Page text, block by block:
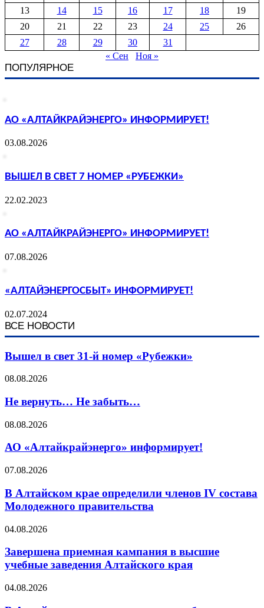
13
14 15 16 17 18
19
20
21 22 23 24 25
26
27
28 29 30
31
« Сен
Ноя »
ПОПУЛЯРНОЕ
АО «АЛТАЙКРАЙЭНЕРГО» ИНФОРМИРУЕТ!
03.08.2026
ВЫШЕЛ В СВЕТ 7 НОМЕР «РУБЕЖКИ»
22.02.2023
АО «АЛТАЙКРАЙЭНЕРГО» ИНФОРМИРУЕТ!
07.08.2026
«АЛТАЙЭНЕРГОСБЫТ» ИНФОРМИРУЕТ!
02.07.2024
ВСЕ НОВОСТИ
Вышел в свет 31-й номер «Рубежки»
08.08.2026
Не вернуть… Не забыть…
08.08.2026
АО «Алтайкрайэнерго» информирует!
07.08.2026
В Алтайском крае определили членов IV состава
Молодежного правительства
04.08.2026
Завершена приемная кампания в высшие
учебные заведения Алтайского края
04.08.2026